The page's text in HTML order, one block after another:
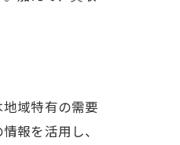
域特有の需要
報を活用し、